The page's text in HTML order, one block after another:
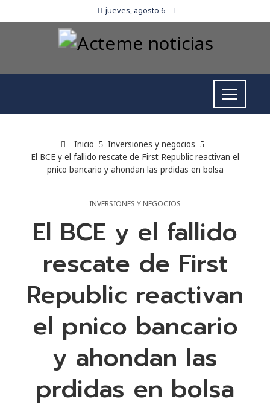
jueves, agosto 6
Inicio
Inversiones y negocios
El BCE y el fallido rescate de First Republic reactivan el
pnico bancario y ahondan las prdidas en bolsa
INVERSIONES Y NEGOCIOS
El BCE y el fallido
rescate de First
Republic reactivan
el pnico bancario
y ahondan las
prdidas en bolsa